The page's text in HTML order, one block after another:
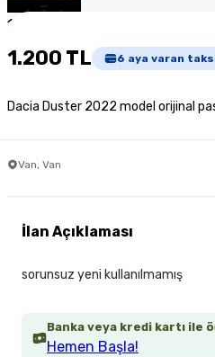
1
1.200 TL 6 aya varan
Dacia Duster 2022 model orijinal
Van, Van
Banka veya kredi kartı ile
Hemen Başla!
İlan Açıklaması
sorunsuz yeni kullanılmamış